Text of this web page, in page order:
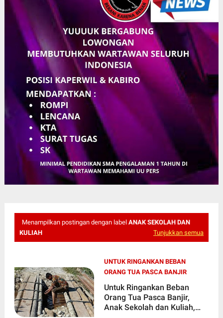
Menampilkan postingan dengan label ANAK SEKOLAH DAN
KULIAH
Tunjukkan semua
UNTUK RINGANKAN BEBAN
ORANG TUA PASCA BANJIR
Untuk Ringankan Beban
Orang Tua Pasca Banjir,
Anak Sekolah dan Kuliah,